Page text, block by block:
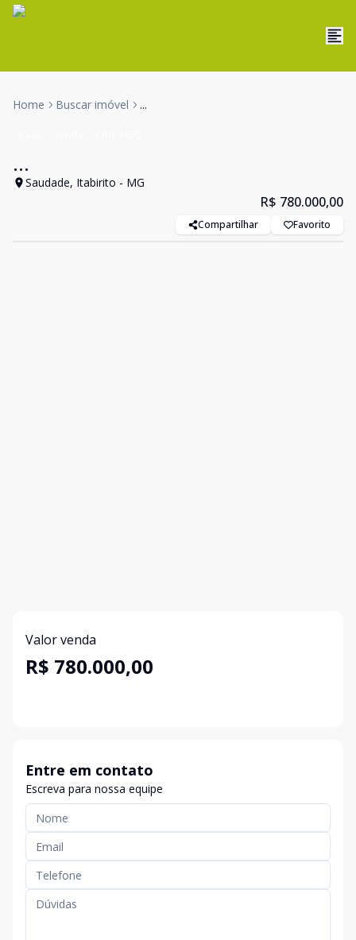
Home Buscar imóvel ...
...
Saudade, Itabirito - MG
R$ 780.000,00
Compartilhar Favorito
Valor venda
R$ 780.000,00
Entre em contato
Escreva para nossa equipe